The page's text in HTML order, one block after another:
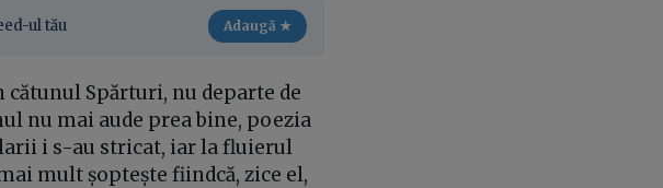
ul tău Adaugă ★
Spărturi, nu departe de
nu mai aude prea bine, poezia
i s-au stricat, iar la fluierul
mult șoptește fiindcă, zice el,